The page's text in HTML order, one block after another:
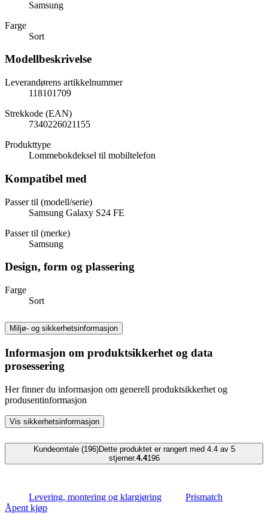
Samsung
Farge
Sort
Modellbeskrivelse
Leverandørens artikkelnummer
118101709
Strekkode (EAN)
7340226021155
Produkttype
Lommebokdeksel til mobiltelefon
Kompatibel med
Passer til (modell/serie)
Samsung Galaxy S24 FE
Passer til (merke)
Samsung
Design, form og plassering
Farge
Sort
Miljø- og sikkerhetsinformasjon
Informasjon om produktsikkerhet og data
prosessering
Her finner du informasjon om generell produktsikkerhet og
produsentinformasjon
Vis sikkerhetsinformasjon
Kundeomtale (196)Dette produktet er rangert med 4.4 av 5
stjerner.4.4196
Levering, montering og klargjøring
Prismatch
Åpent kjøp